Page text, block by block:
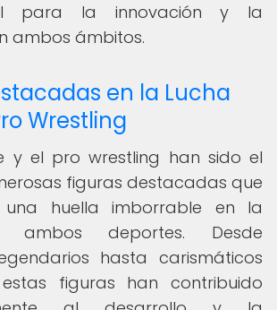
para la innovación y la
ambos ámbitos.
en la Lucha
Wrestling
y el pro wrestling han sido el
figuras destacadas que
huella imborrable en la
ambos deportes. Desde
hasta carismáticos
figuras han contribuido